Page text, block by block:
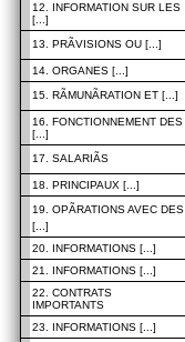
12. INFORMATION SUR LES
[...]
13. PRÃVISIONS OU [...]
14. ORGANES [...]
15. RÃMUNÃRATION ET [...]
16. FONCTIONNEMENT DES
[...]
17. SALARIÃS
18. PRINCIPAUX [...]
19. OPÃRATIONS AVEC DES
[...]
20. INFORMATIONS [...]
21. INFORMATIONS [...]
22. CONTRATS
IMPORTANTS
23. INFORMATIONS [...]